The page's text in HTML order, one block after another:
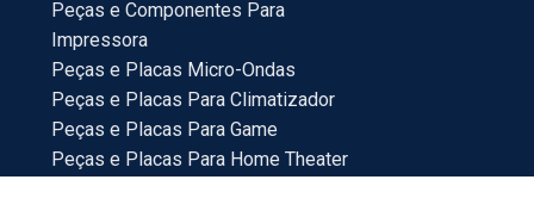
Peças e Componentes Para
Impressora
Peças e Placas Micro-Ondas
Peças e Placas Para Climatizador
Peças e Placas Para Game
Peças e Placas Para Home Theater